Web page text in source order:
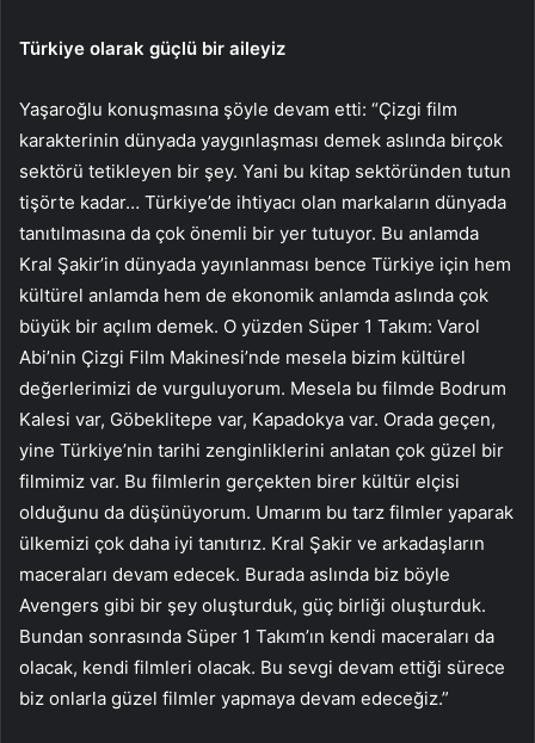
Türkiye olarak güçlü bir aileyiz
Yaşaroğlu konuşmasına şöyle devam etti: “Çizgi film
karakterinin dünyada yaygınlaşması demek aslında birçok
sektörü tetikleyen bir şey. Yani bu kitap sektöründen tutun
tişörte kadar… Türkiye’de ihtiyacı olan markaların dünyada
tanıtılmasına da çok önemli bir yer tutuyor. Bu anlamda
Kral Şakir’in dünyada yayınlanması bence Türkiye için hem
kültürel anlamda hem de ekonomik anlamda aslında çok
büyük bir açılım demek. O yüzden Süper 1 Takım: Varol
Abi’nin Çizgi Film Makinesi’nde mesela bizim kültürel
değerlerimizi de vurguluyorum. Mesela bu filmde Bodrum
Kalesi var, Göbeklitepe var, Kapadokya var. Orada geçen,
yine Türkiye’nin tarihi zenginliklerini anlatan çok güzel bir
filmimiz var. Bu filmlerin gerçekten birer kültür elçisi
olduğunu da düşünüyorum. Umarım bu tarz filmler yaparak
ülkemizi çok daha iyi tanıtırız. Kral Şakir ve arkadaşların
maceraları devam edecek. Burada aslında biz böyle
Avengers gibi bir şey oluşturduk, güç birliği oluşturduk.
Bundan sonrasında Süper 1 Takım’ın kendi maceraları da
olacak, kendi filmleri olacak. Bu sevgi devam ettiği sürece
biz onlarla güzel filmler yapmaya devam edeceğiz.”